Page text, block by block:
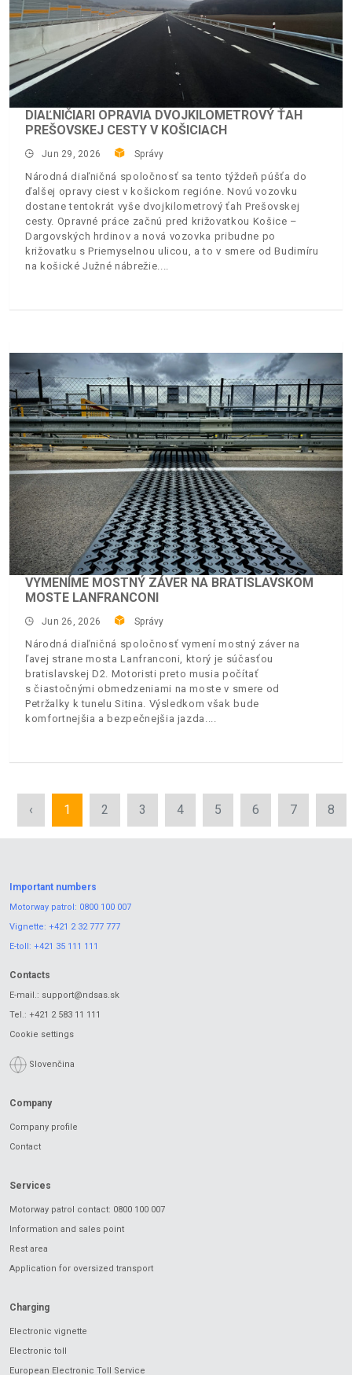
DIAĽNIČIARI OPRAVIA DVOJKILOMETROVÝ ŤAH
PREŠOVSKEJ CESTY V KOŠICIACH
Jun 29, 2026 Správy
Národná diaľničná spoločnosť sa tento týždeň púšťa do
ďalšej opravy ciest v košickom regióne. Novú vozovku
dostane tentokrát vyše dvojkilometrový ťah Prešovskej
cesty. Opravné práce začnú pred križovatkou Košice –
Dargovských hrdinov a nová vozovka pribudne po
križovatku s Priemyselnou ulicou, a to v smere od Budimíru
na košické Južné nábrežie.
VYMENÍME MOSTNÝ ZÁVER NA BRATISLAVSKOM
MOSTE LANFRANCONI
Jun 26, 2026 Správy
Národná diaľničná spoločnosť vymení mostný záver na
ľavej strane mosta Lanfranconi, ktorý je súčasťou
bratislavskej D2. Motoristi preto musia počítať
s čiastočnými obmedzeniami na moste v smere od
Petržalky k tunelu Sitina. Výsledkom však bude
komfortnejšia a bezpečnejšia jazda.
‹ 1 2 3 4 5 6 7 8
Important numbers
Motorway patrol: 0800 100 007
Vignette: +421 2 32 777 777
E-toll: +421 35 111 111
Contacts
E-mail.: support@ndsas.sk
Tel.: +421 2 583 11 111
Cookie settings
Slovenčina
Company
Company profile
Contact
Services
Motorway patrol contact: 0800 100 007
Information and sales point
Rest area
Application for oversized transport
Charging
Electronic vignette
Electronic toll
European Electronic Toll Service